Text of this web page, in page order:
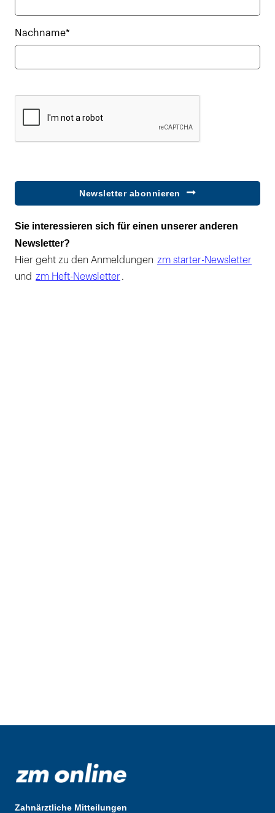
Nachname*
Newsletter abonnieren
Sie interessieren sich für einen unserer anderen
Newsletter?
Hier geht zu den Anmeldungen zm starter-Newsletter
und zm Heft-Newsletter .
Zahnärztliche Mitteilungen